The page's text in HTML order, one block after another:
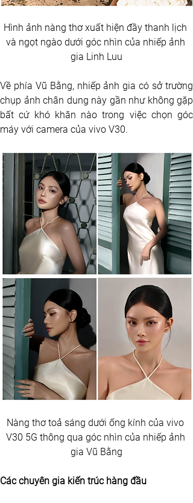
Hình ảnh nàng thơ xuất hiện đầy thanh lịch
và ngọt ngào dưới góc nhìn của nhiếp ảnh
gia Linh Luu
Về phía Vũ Bằng, nhiếp ảnh gia có sở trường
chụp ảnh chân dung này gần như không gặp
bất cứ khó khăn nào trong việc chọn góc
máy với camera của vivo V30.
Nàng thơ toả sáng dưới ống kính của vivo
V30 5G thông qua góc nhìn của nhiếp ảnh
gia Vũ Bằng
Các chuyên gia kiến trúc hàng đầu